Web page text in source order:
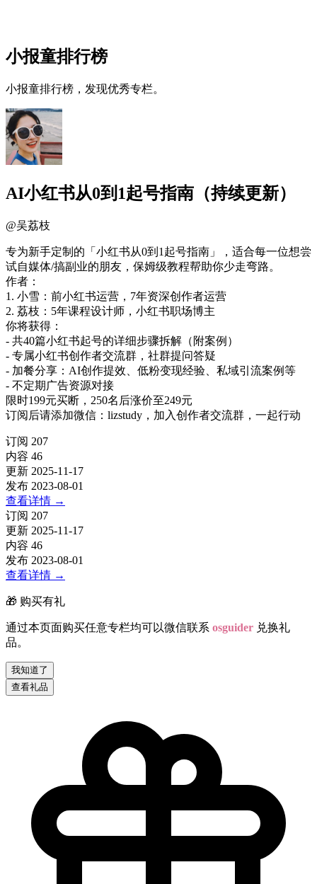
小报童排行榜
小报童排行榜，发现优秀专栏。
AI小红书从0到1起号指南（持续更新）
@吴荔枝
专为新手定制的「小红书从0到1起号指南」，适合每一位想尝
试自媒体/搞副业的朋友，保姆级教程帮助你少走弯路。
作者：
1. 小雪：前小红书运营，7年资深创作者运营
2. 荔枝：5年课程设计师，小红书职场博主
你将获得：
- 共40篇小红书起号的详细步骤拆解（附案例）
- 专属小红书创作者交流群，社群提问答疑
- 加餐分享：AI创作提效、低粉变现经验、私域引流案例等
- 不定期广告资源对接
限时199元买断，250名后涨价至249元
订阅后请添加微信：lizstudy，加入创作者交流群，一起行动
订阅 207
内容 46
更新 2025-11-17
发布 2023-08-01
查看详情 →
订阅 207
更新 2025-11-17
内容 46
发布 2023-08-01
查看详情 →
🎁 购买有礼
通过本页面购买任意专栏均可以微信联系 osguider 兑换礼
品。
我知道了
查看礼品